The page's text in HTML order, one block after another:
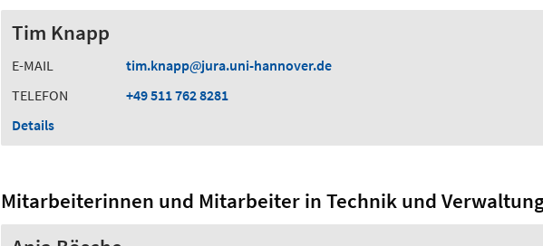
Tim Knapp
E-MAIL tim.knapp
jura.uni-hannover.de
TELEFON
+49 511 762 8281
Details
Mitarbeiterinnen und Mitarbeiter in Technik und